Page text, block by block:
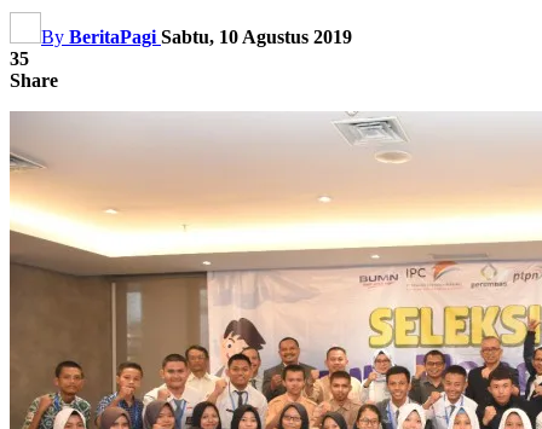
By BeritaPagi Sabtu, 10 Agustus 2019
35
Share